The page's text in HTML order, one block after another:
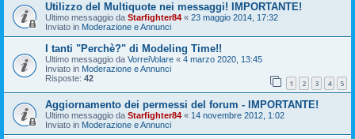
Utilizzo del Multiquote nei messaggi! IMPORTANTE!
Ultimo messaggio da Starfighter84 « 23 maggio 2014, 17:32
Inviato in Moderazione e Annunci
I tanti "Perchè?" di Modeling Time!!
Ultimo messaggio da VorreiVolare « 4 marzo 2020, 13:45
Inviato in Moderazione e Annunci
Risposte: 42 1 2 3 4 5
Aggiornamento dei permessi del forum - IMPORTANTE!
Ultimo messaggio da Starfighter84 « 14 novembre 2012, 1:02
Inviato in Moderazione e Annunci